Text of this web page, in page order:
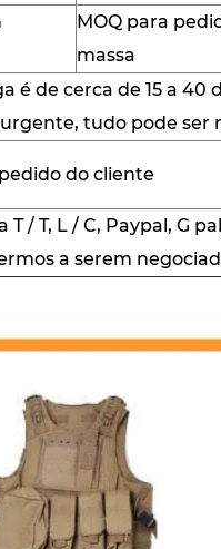
MOQ para
massa
é de cerca de 15 a
tudo pode ser
do cliente
/ T, L / C, Paypal, G
a serem